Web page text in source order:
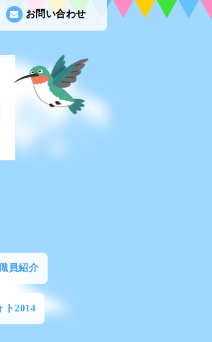
お問い合わせ
員紹介
ト2014